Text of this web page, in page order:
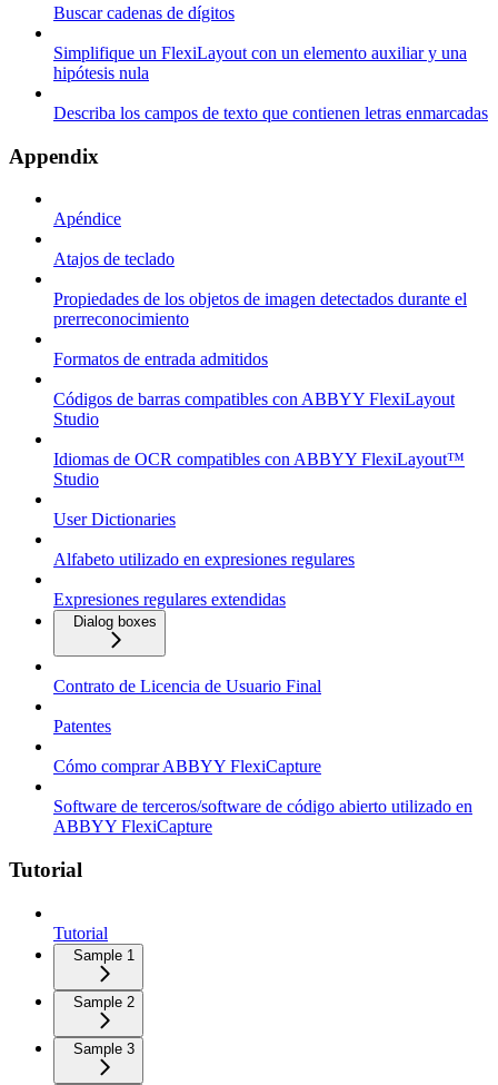
Buscar cadenas de dígitos
Simplifique un FlexiLayout con un elemento auxiliar y una
hipótesis nula
Describa los campos de texto que contienen letras enmarcadas
Appendix
Apéndice
Atajos de teclado
Propiedades de los objetos de imagen detectados durante el
prerreconocimiento
Formatos de entrada admitidos
Códigos de barras compatibles con ABBYY FlexiLayout
Studio
Idiomas de OCR compatibles con ABBYY FlexiLayout™
Studio
User Dictionaries
Alfabeto utilizado en expresiones regulares
Expresiones regulares extendidas
Dialog boxes
Contrato de Licencia de Usuario Final
Patentes
Cómo comprar ABBYY FlexiCapture
Software de terceros/software de código abierto utilizado en
ABBYY FlexiCapture
Tutorial
Tutorial
Sample 1
Sample 2
Sample 3